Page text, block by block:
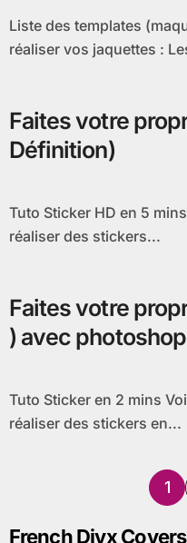
Liste des templates (maquette en .psd) disponibles pour
réaliser vos jaquettes :
Faites votre
Définition)
Tuto Sticker HD en 5 mins Voici un tuto tout simple pour
réaliser des stickers...
Faites votre
) avec photoshop
Tuto Sticker en 2 mins Voici un tuto tout simple pour
réaliser des stickers en...
des
1
French Divx Covers